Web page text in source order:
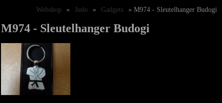
Webshop » Judo » Gadgets » M974 - Sleutelhanger Budogi
M974 - Sleutelhanger Budogi